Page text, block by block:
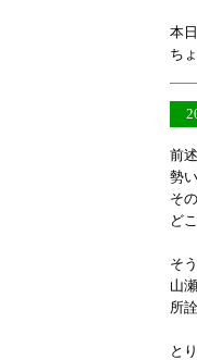
本
ち
前
勢
そ
ど
そ
山
所
と